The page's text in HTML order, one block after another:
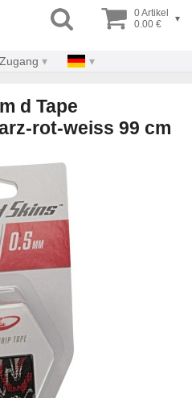
0 Artikel
0.00 €
▾
d Tape
rot-weiss 99 cm